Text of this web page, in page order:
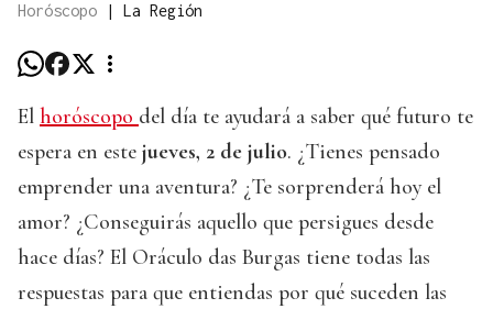
Horóscopo | La Región
El horóscopo del día te ayudará a saber qué futuro te
espera en este jueves, 2 de julio. ¿Tienes pensado
emprender una aventura? ¿Te sorprenderá hoy el
amor? ¿Conseguirás aquello que persigues desde
hace días? El Oráculo das Burgas tiene todas las
respuestas para que entiendas por qué suceden las